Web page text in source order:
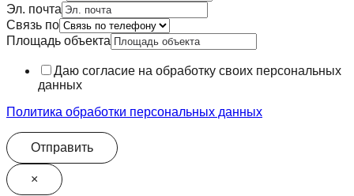
имя
Телефон
по
Эл. почта
Связь по
Площадь объекта
Даю согласие на обработку своих персональных
данных
Политика обработки персональных данных
Отправить
×